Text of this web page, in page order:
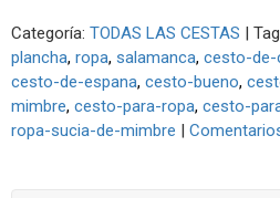
Categoría: TODAS LAS CESTAS |
plancha ropa salamanca cesto-de-
cesto-de-espana cesto-bueno
mimbre cesto-para-ropa cesto-
ropa-sucia-de-mimbre |